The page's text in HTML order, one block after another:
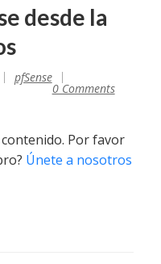
desde la
pfSense
0 Comments
Por favor
Únete a nosotros